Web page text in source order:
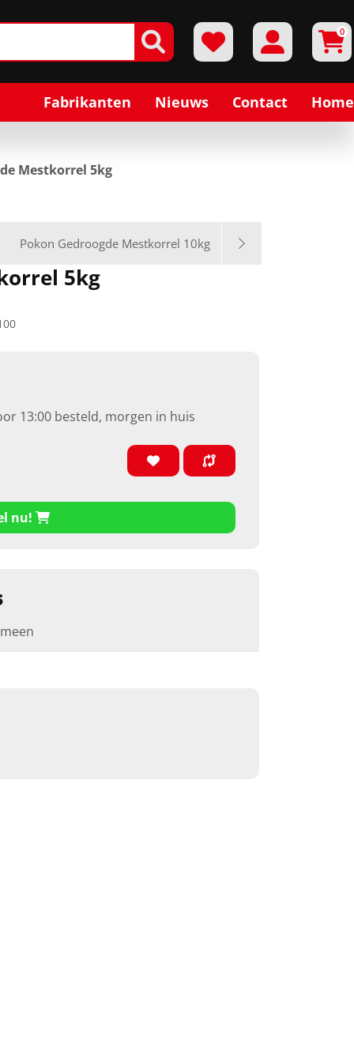
0
Fabrikanten Nieuws Contact Home
Mestkorrel 5kg
Pokon Gedroogde Mestkorrel 10kg
5kg
13:00 besteld, morgen in huis
nu!